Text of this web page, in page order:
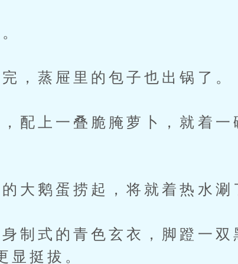
蒸屉里的包子也出锅了。
上一叠脆腌萝卜，就着一
鹅蛋捞起，将就着热水涮
式的青色玄衣，脚蹬一双
显挺拔。